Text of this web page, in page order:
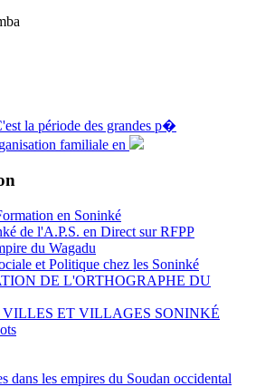
la période des grandes p�
familiale en
en Soninké
de l'A.P.S. en Direct sur RFPP
du Wagadu
et Politique chez les Soninké
DE L'ORTHOGRAPHE DU
VILLES ET VILLAGES SONINKÉ
dans les empires du Soudan occidental